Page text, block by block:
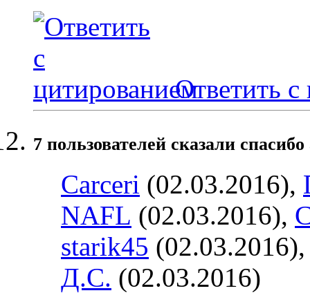
Ответить с
7 пользователей сказали
Carceri (02.03.2016),
NAFL (02.03.2016),
starik45
Д.С. (02.03.2016)